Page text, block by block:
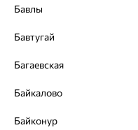
Бавлы
Бавтугай
Багаевская
Байкалово
Байконур